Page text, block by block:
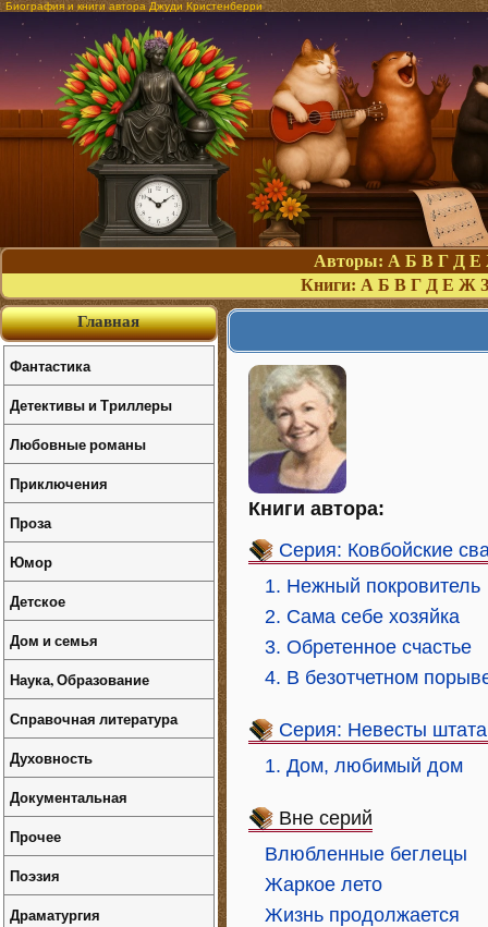
Биография и книги автора Джуди Кристенберри
Авторы: А Б В Г Д Е
Книги: А Б В Г Д Е Ж З
Книги автора:
Серия: Ковбойские
1. Нежный покровитель
2. Сама себе хозяйка
3. Обретенное счастье
4. В безотчетном
Серия: Невесты
1. Дом, любимый дом
Вне серий
Влюбленные беглецы
Жаркое лето
Жизнь продолжается
Главная
Фантастика
Детективы и Триллеры
Любовные романы
Приключения
Проза
Юмор
Детское
Дом и семья
Наука, Образование
Справочная литература
Духовность
Документальная
Прочее
Поэзия
Драматургия